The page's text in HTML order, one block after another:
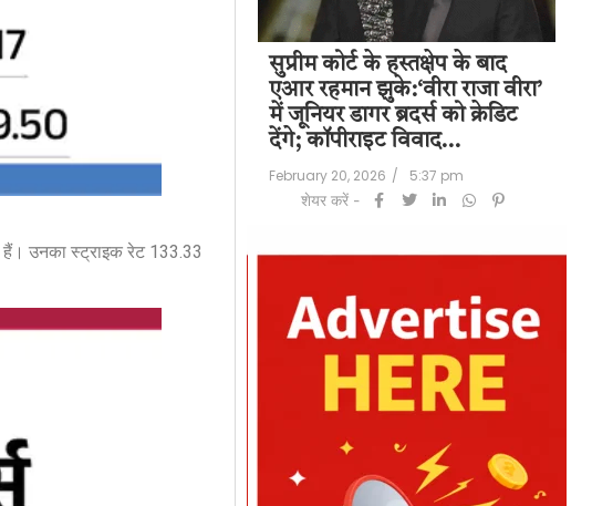
हैं। उनका स्ट्राइक रेट 133.33
शेट्टी के पति राज कुंद्रा को
मनी लॉन्ड्रिंग केस में
बेल,…
शेयर करें -
सुप्रीम कोर्ट के हस्तक्षेप के बाद
एआर रहमान झुके:‘वीरा राजा वीरा’
में जूनियर डागर ब्रदर्स को क्रेडिट
देंगे; कॉपीराइट विवाद…
February 20, 2026 /
5:37 pm
शेयर करें -